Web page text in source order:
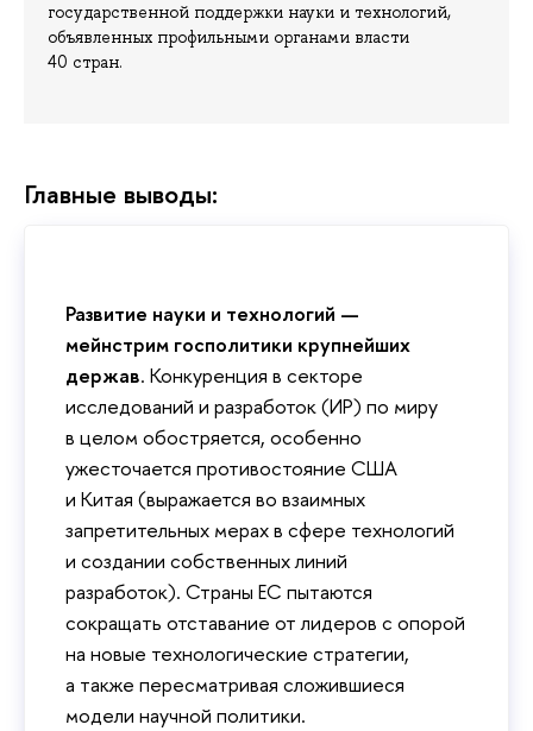
государственной поддержки науки и технологий,
объявленных профильными органами власти
40 стран.
Главные выводы:
Развитие науки и технологий —
мейнстрим госполитики крупнейших
держав. Конкуренция в секторе
исследований и разработок (ИР) по миру
в целом обостряется, особенно
ужесточается противостояние США
и Китая (выражается во взаимных
запретительных мерах в сфере технологий
и создании собственных линий
разработок). Страны ЕС пытаются
сокращать отставание от лидеров с опорой
на новые технологические стратегии,
а также пересматривая сложившиеся
модели научной политики.